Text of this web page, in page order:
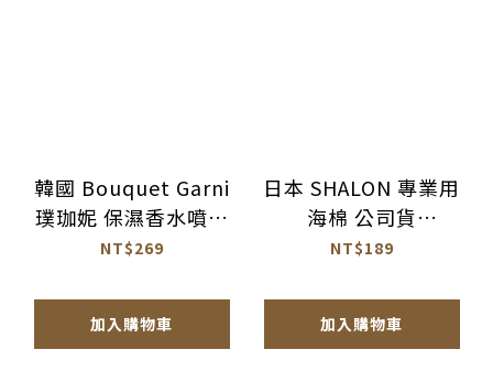
韓國 Bouquet Garni
璞珈妮 保濕香水噴霧
145ml【AU033】
NT$269
加入購物車
日本 SHALON 專業用
海棉 公司貨
【AQ067】
NT$189
加入購物車